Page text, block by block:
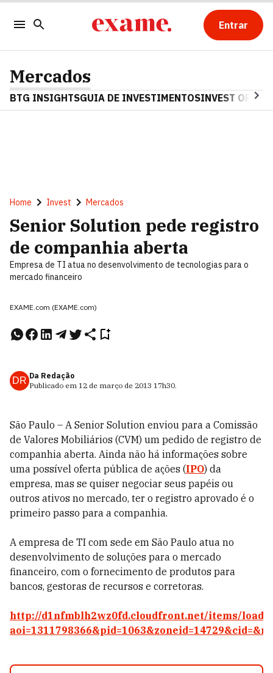
Entrar
Mercados
BTG INSIGHTSGUIA DE INVESTIMENTOSINVEST OPINA
Home Invest Mercados
Senior Solution pede registro
de companhia aberta
Empresa de TI atua no desenvolvimento de tecnologias para o
mercado financeiro
EXAME.com (EXAME.com)
DR Da Redação
Publicado em 12 de março de 2013 17h30.
São Paulo – A Senior Solution enviou para a Comissão
de Valores Mobiliários (CVM) um pedido de registro de
companhia aberta. Ainda não há informações sobre
uma possível oferta pública de ações (IPO) da
empresa, mas se quiser negociar seus papéis ou
outros ativos no mercado, ter o registro aprovado é o
primeiro passo para a companhia.
A empresa de TI com sede em São Paulo atua no
desenvolvimento de soluções para o mercado
financeiro, com o fornecimento de produtos para
bancos, gestoras de recursos e corretoras.
http://d1nfmblh2wz0fd.cloudfront.net/items/